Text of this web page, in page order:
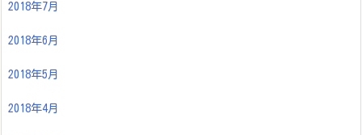
2018年7月
2018年6月
2018年5月
2018年4月